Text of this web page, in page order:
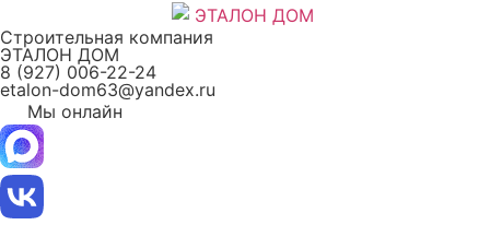
к
содержимому
Строительная компания
ЭТАЛОН ДОМ
8 (927) 006-22-24
etalon-dom63@yandex.ru
Мы онлайн